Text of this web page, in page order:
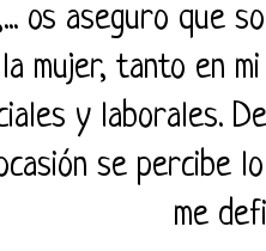
os aseguro que
mujer, tanto en
y laborales.
se percibe
me